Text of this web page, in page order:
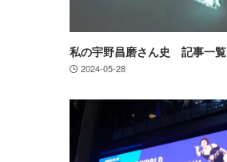
私の宇野昌磨さん史 記事一覧
2024-05-28